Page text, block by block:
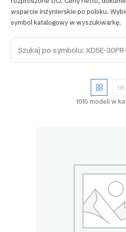
wsparcie inżynierskie po polsku.
symbol katalogowy w wyszukiwarkę.
1015 modeli w